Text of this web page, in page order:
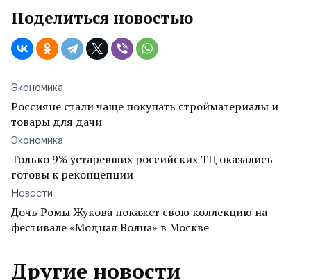
Поделиться новостью
Экономика
Россияне стали чаще покупать стройматериалы и
товары для дачи
Экономика
Только 9% устаревших российских ТЦ оказались
готовы к реконцепции
Новости
Дочь Ромы Жукова покажет свою коллекцию на
фестивале «Модная Волна» в Москве
Другие новости